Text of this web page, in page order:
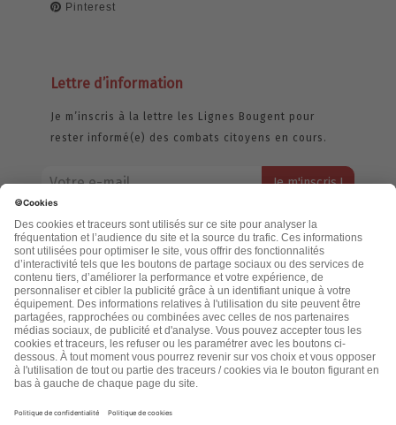
Pinterest
Lettre d’information
Je m’inscris à la lettre les Lignes Bougent pour
rester informé(e) des combats citoyens en cours.
jamais échangée. Pour consulter notre politique de confidentialité,
cliquez ici.
Accueil
Politique de confidentialité
Cookies